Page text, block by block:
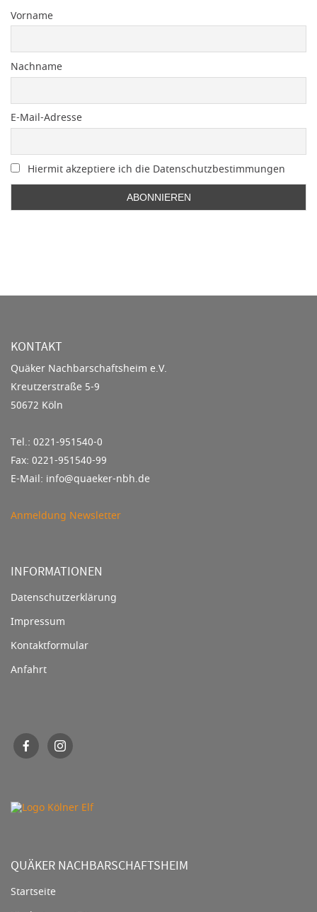
Vorname
Nachname
E-Mail-Adresse
Hiermit akzeptiere ich die Datenschutzbestimmungen
KONTAKT
Quäker Nachbarschaftsheim e.V.
Kreutzerstraße 5-9
50672 Köln
Tel.: 0221-951540-0
Fax: 0221-951540-99
E-Mail: info@quaeker-nbh.de
Anmeldung Newsletter
INFORMATIONEN
Datenschutzerklärung
Impressum
Kontaktformular
Anfahrt
QUÄKER NACHBARSCHAFTSHEIM
Startseite